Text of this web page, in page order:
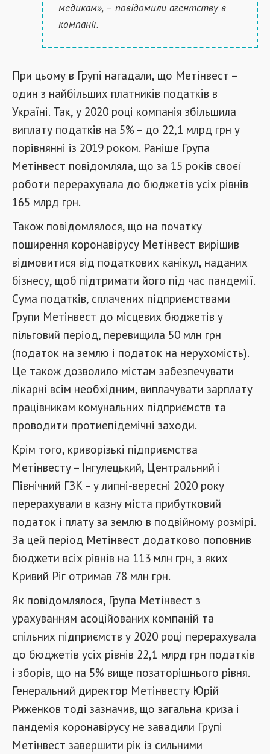
медикам», – повідомили агентству в
компанії.
При цьому в Групі нагадали, що Метінвест –
один з найбільших платників податків в
Україні. Так, у 2020 році компанія збільшила
виплату податків на 5% – до 22,1 млрд грн у
порівнянні із 2019 роком. Раніше Група
Метінвест повідомляла, що за 15 років своєї
роботи перерахувала до бюджетів усіх рівнів
165 млрд грн.
Також повідомлялося, що на початку
поширення коронавірусу Метінвест вирішив
відмовитися від податкових канікул, наданих
бізнесу, щоб підтримати його під час пандемії.
Сума податків, сплачених підприємствами
Групи Метінвест до місцевих бюджетів у
пільговий період, перевищила 50 млн грн
(податок на землю і податок на нерухомість).
Це також дозволило містам забезпечувати
лікарні всім необхідним, виплачувати зарплату
працівникам комунальних підприємств та
проводити протиепідемічні заходи.
Крім того, криворізькі підприємства
Метінвесту – Інгулецький, Центральний і
Північний ГЗК – у липні-вересні 2020 року
перерахували в казну міста прибутковий
податок і плату за землю в подвійному розмірі.
За цей період Метінвест додатково поповнив
бюджети всіх рівнів на 113 млн грн, з яких
Кривий Ріг отримав 78 млн грн.
Як повідомлялося, Група Метінвест з
урахуванням асоційованих компаній та
спільних підприємств у 2020 році перерахувала
до бюджетів усіх рівнів 22,1 млрд грн податків
і зборів, що на 5% вище позаторішнього рівня.
Генеральний директор Метінвесту Юрій
Риженков тоді зазначив, що загальна криза і
пандемія коронавірусу не завадили Групі
Метінвест завершити рік із сильними